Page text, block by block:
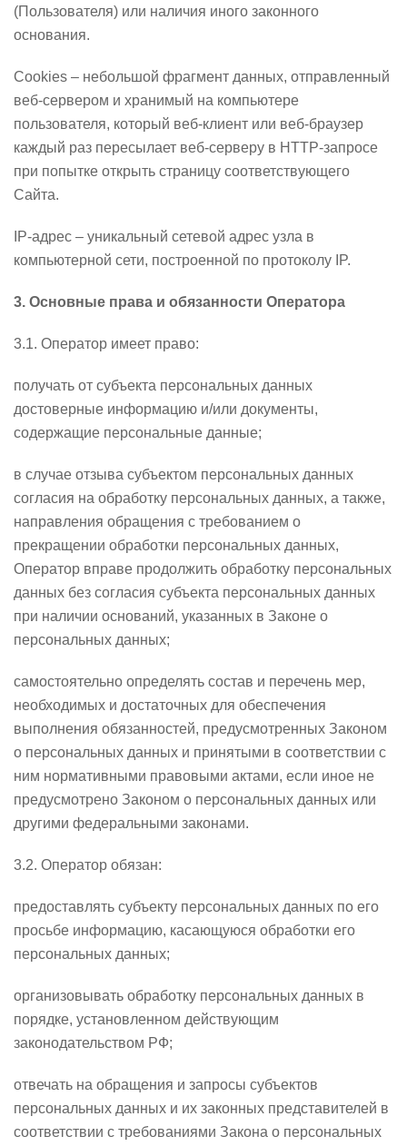
(Пользователя) или наличия иного законного
основания.
Cookies – небольшой фрагмент данных, отправленный
веб-сервером и хранимый на компьютере
пользователя, который веб-клиент или веб-браузер
каждый раз пересылает веб-серверу в HTTP-запросе
при попытке открыть страницу соответствующего
Сайта.
IP-адрес – уникальный сетевой адрес узла в
компьютерной сети, построенной по протоколу IP.
3. Основные права и обязанности Оператора
3.1. Оператор имеет право:
получать от субъекта персональных данных
достоверные информацию и/или документы,
содержащие персональные данные;
в случае отзыва субъектом персональных данных
согласия на обработку персональных данных, а также,
направления обращения с требованием о
прекращении обработки персональных данных,
Оператор вправе продолжить обработку персональных
данных без согласия субъекта персональных данных
при наличии оснований, указанных в Законе о
персональных данных;
самостоятельно определять состав и перечень мер,
необходимых и достаточных для обеспечения
выполнения обязанностей, предусмотренных Законом
о персональных данных и принятыми в соответствии с
ним нормативными правовыми актами, если иное не
предусмотрено Законом о персональных данных или
другими федеральными законами.
3.2. Оператор обязан:
предоставлять субъекту персональных данных по его
просьбе информацию, касающуюся обработки его
персональных данных;
организовывать обработку персональных данных в
порядке, установленном действующим
законодательством РФ;
отвечать на обращения и запросы субъектов
персональных данных и их законных представителей в
соответствии с требованиями Закона о персональных